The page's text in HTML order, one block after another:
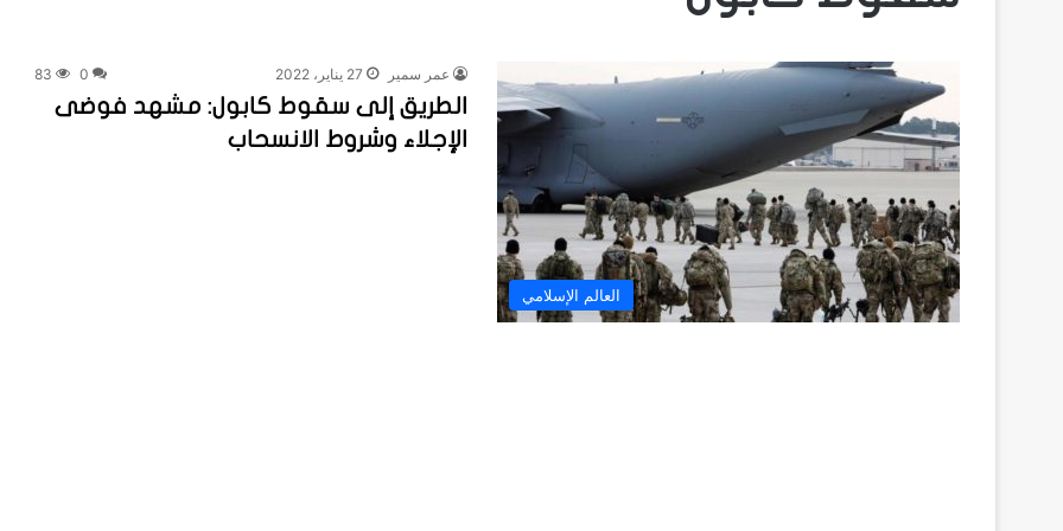
العالم الإسلامي
عمر سمير 27 يناير، 2022 0
83
الطريق إلى سقوط كابول: مشهد فوضى
الإجلاء وشروط الانسحاب